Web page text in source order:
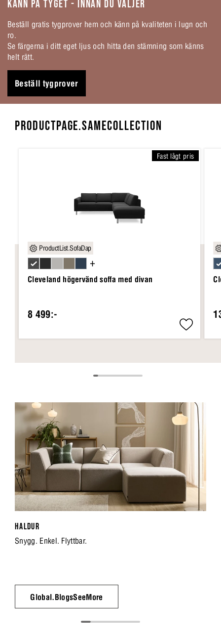
KÄNN PÅ TYGET - INNAN DU VÄLJER
Beställ gratis tygprover hem och känn på kvaliteten i lugn och
ro.
Se färgerna i ditt eget ljus och hitta den stämning som känns
helt rätt.
Beställ tygprover
PRODUCTPAGE.SAMECOLLECTION
Fast lågt pris
ProductList.SofaDap
Cleveland högervänd soffa med divan
8 499:-
+
HALDUR
Snygg. Enkel. Flyttbar.
Global.BlogsSeeMore